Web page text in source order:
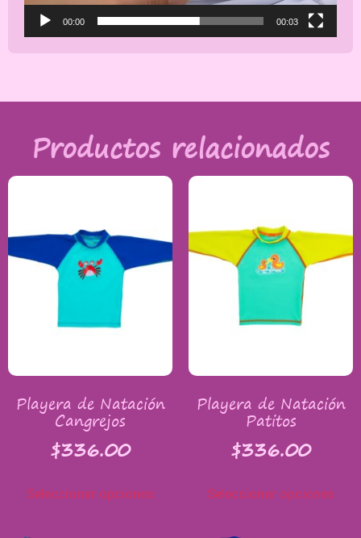
00:00 00:03
Productos relacionados
Playera de Natación
Cangrejos
$336.00
Seleccionar opciones
Playera de Natación
Patitos
$336.00
Seleccionar opciones